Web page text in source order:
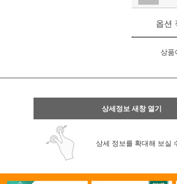
옵션
상품
상세정보 새창 열기
상세 정보를 확대해 보실